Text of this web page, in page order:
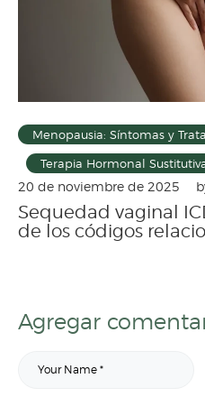
Menopausia: Síntomas y
Terapia Hormonal
20 de noviembre de 2025
Sequedad vaginal
de los códigos
Agregar